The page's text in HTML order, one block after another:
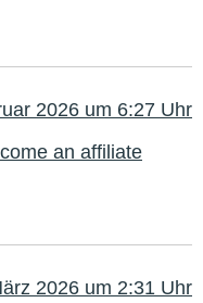
2026 um 6:27 Uhr
an affiliate
2026 um 2:31 Uhr